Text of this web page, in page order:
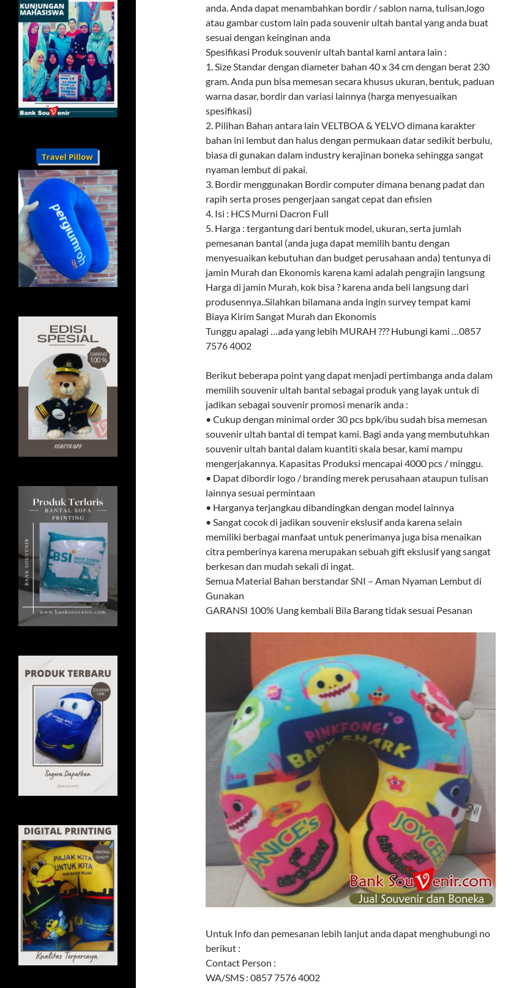
anda. Anda dapat menambahkan bordir / sablon nama, tulisan,logo
atau gambar custom lain pada souvenir ultah bantal yang anda buat
sesuai dengan keinginan anda
Spesifikasi Produk souvenir ultah bantal kami antara lain :
1. Size Standar dengan diameter bahan 40 x 34 cm dengan berat 230
gram. Anda pun bisa memesan secara khusus ukuran, bentuk, paduan
warna dasar, bordir dan variasi lainnya (harga menyesuaikan
spesifikasi)
2. Pilihan Bahan antara lain VELTBOA & YELVO dimana karakter
bahan ini lembut dan halus dengan permukaan datar sedikit berbulu,
biasa di gunakan dalam industry kerajinan boneka sehingga sangat
nyaman lembut di pakai.
3. Bordir menggunakan Bordir computer dimana benang padat dan
rapih serta proses pengerjaan sangat cepat dan efisien
4. Isi : HCS Murni Dacron Full
5. Harga : tergantung dari bentuk model, ukuran, serta jumlah
pemesanan bantal (anda juga dapat memilih bantu dengan
menyesuaikan kebutuhan dan budget perusahaan anda) tentunya di
jamin Murah dan Ekonomis karena kami adalah pengrajin langsung
Harga di jamin Murah, kok bisa ? karena anda beli langsung dari
produsennya..Silahkan bilamana anda ingin survey tempat kami
Biaya Kirim Sangat Murah dan Ekonomis
Tunggu apalagi …ada yang lebih MURAH ??? Hubungi kami …0857
7576 4002
Berikut beberapa point yang dapat menjadi pertimbanga anda dalam
memilih souvenir ultah bantal sebagai produk yang layak untuk di
jadikan sebagai souvenir promosi menarik anda :
• Cukup dengan minimal order 30 pcs bpk/ibu sudah bisa memesan
souvenir ultah bantal di tempat kami. Bagi anda yang membutuhkan
souvenir ultah bantal dalam kuantiti skala besar, kami mampu
mengerjakannya. Kapasitas Produksi mencapai 4000 pcs / minggu.
• Dapat dibordir logo / branding merek perusahaan ataupun tulisan
lainnya sesuai permintaan
• Harganya terjangkau dibandingkan dengan model lainnya
• Sangat cocok di jadikan souvenir ekslusif anda karena selain
memiliki berbagai manfaat untuk penerimanya juga bisa menaikan
citra pemberinya karena merupakan sebuah gift ekslusif yang sangat
berkesan dan mudah sekali di ingat.
Semua Material Bahan berstandar SNI – Aman Nyaman Lembut di
Gunakan
GARANSI 100% Uang kembali Bila Barang tidak sesuai Pesanan
Untuk Info dan pemesanan lebih lanjut anda dapat menghubungi no
berikut :
Contact Person :
WA/SMS : 0857 7576 4002